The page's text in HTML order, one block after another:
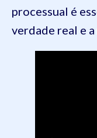
processual é
verdade real e